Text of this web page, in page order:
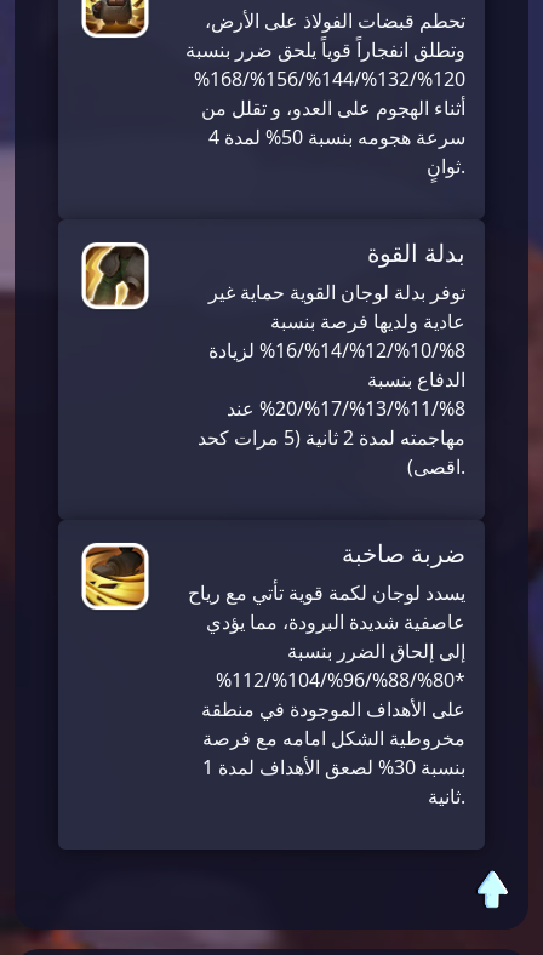
تحطم قبضات الفولاذ على الأرض،
وتطلق انفجاراً قوياً يلحق ضرر بنسبة
120%/132%/144%/156%/168%
أثناء الهجوم على العدو، و تقلل من
سرعة هجومه بنسبة 50% لمدة 4
ثوانٍ.
بدلة القوة
توفر بدلة لوجان القوية حماية غير
عادية ولديها فرصة بنسبة
8%/10%/12%/14%/16% لزيادة
الدفاع بنسبة
8%/11%/13%/17%/20% عند
مهاجمته لمدة 2 ثانية (5 مرات كحد
اقصى).
ضربة صاخبة
يسدد لوجان لكمة قوية تأتي مع رياح
عاصفية شديدة البرودة، مما يؤدي
إلى إلحاق الضرر بنسبة
*80%/88%/96%/104%/112%
على الأهداف الموجودة في منطقة
مخروطية الشكل امامه مع فرصة
بنسبة 30% لصعق الأهداف لمدة 1
ثانية.